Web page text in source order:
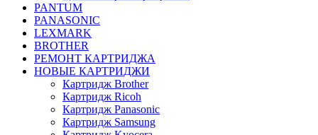
PANTUM
PANASONIC
LEXMARK
BROTHER
РЕМОНТ КАРТРИДЖА
НОВЫЕ КАРТРИДЖИ
Картридж Brother
Картридж Ricoh
Картридж Panasonic
Картридж Samsung